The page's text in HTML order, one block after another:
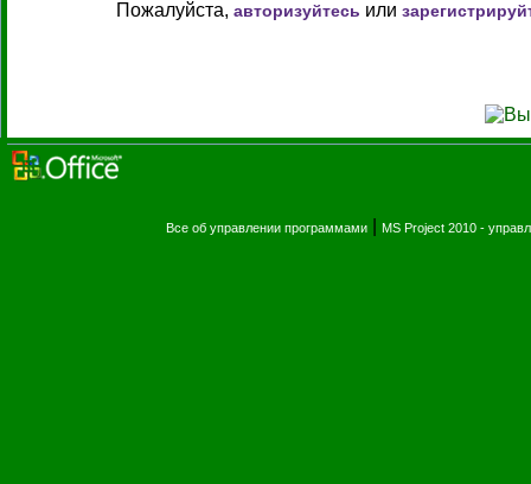
Пожалуйста, авторизуйтесь или
Все об управлении программами MS Project 2010 -